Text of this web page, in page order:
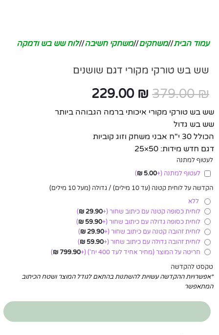
עמוד הבית/ משחקים/ משחקי חשיבה/ לוח שש בש ודמקה
שש בש טורקי מקורי דגם שושנים
379.00₪
229.00 ₪
שש בש טורקי מקורי איכותי ברמה הגבוהה ביותר
שש בש גדול
הכולל 30 י"ח אבני משחק וזוג קוביות
דגם חדש מידות: 50×25
לעטוף למתנה
לעטוף למתנה (+
5.00
₪
)
הקדשה על לוחית קטנה (עד 10 מילים) / גדולה (מעל 10 מילים)
ללא
לוחית כסופה קטנה עם כיתוב שחור(+
29.90
₪
)
לוחית כסופה גדולה עם כיתוב שחור(+
59.90
₪
)
לוחית זהובה קטנה עם כיתוב שחור(+
29.90
₪
)
לוחית זהובה גדולה עם כיתוב שחור(+
59.90
₪
)
חריטה על המוצר (מחיר אחיד לעד 400 יח')
(+
799.90
₪
)
טקסט להקדשה
*אפשרויות ההקדשה עשויות להשתנות בהתאם לגודל המוצר ושטח הכיתוב
המתאפשר